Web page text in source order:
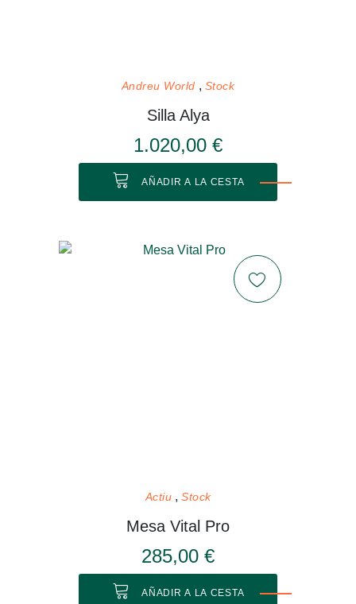
Andreu World Stock
Silla Alya
1.020,00 €
AÑADIR A LA CESTA
Actiu Stock
Mesa Vital Pro
285,00 €
AÑADIR A LA CESTA